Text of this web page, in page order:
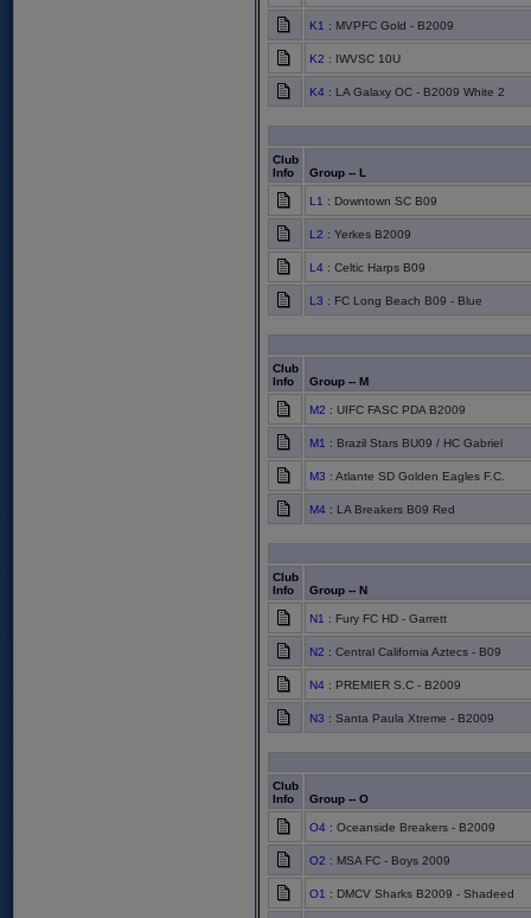
K1 : MVPFC Gold - B2009
K2 : IWVSC 10U
K4 : LA Galaxy OC - B2009 White 2
Club
Info
Group -- L
L1 : Downtown SC B09
L2 : Yerkes B2009
L4 : Celtic Harps B09
L3 : FC Long Beach B09 - Blue
Club
Info
Group -- M
M2 : UIFC FASC PDA B2009
M1 : Brazil Stars BU09 / HC Gabriel
M3 : Atlante SD Golden Eagles F.C.
M4 : LA Breakers B09 Red
Club
Info
Group -- N
N1 : Fury FC HD - Garrett
N2 : Central California Aztecs - B09
N4 : PREMIER S.C - B2009
N3 : Santa Paula Xtreme - B2009
Club
Info
Group -- O
O4 : Oceanside Breakers - B2009
O2 : MSA FC - Boys 2009
O1 : DMCV Sharks B2009 - Shadeed